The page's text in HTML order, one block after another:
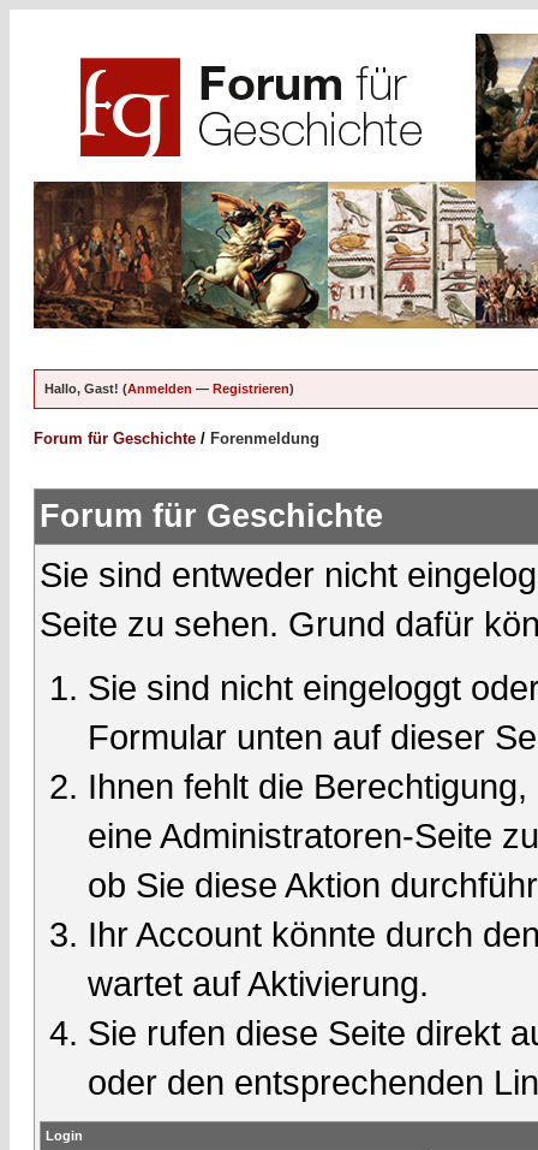
Hallo, Gast! (Anmelden — Registrieren)
Forum für Geschichte / Forenmeldung
Forum für Geschichte
Sie sind entweder nicht
Seite zu sehen. Grund dafür
Sie sind nicht eingeloggt
Formular unten auf dieser
Ihnen fehlt die
eine Administratoren-Seite
ob Sie diese Aktion
Ihr Account könnte durch
wartet auf Aktivierung.
Sie rufen diese Seite direkt
oder den entsprechenden
Login